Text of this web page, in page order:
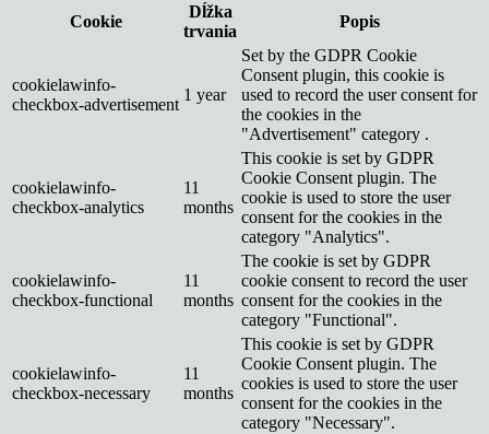
Cookie
Dĺžka
trvania
Popis
cookielawinfo-
checkbox-advertisement
1 year
Set by the GDPR Cookie
Consent plugin, this cookie is
used to record the user consent for
the cookies in the
"Advertisement" category .
cookielawinfo-
checkbox-analytics
11
months
This cookie is set by GDPR
Cookie Consent plugin. The
cookie is used to store the user
consent for the cookies in the
category "Analytics".
cookielawinfo-
checkbox-functional
11
months
The cookie is set by GDPR
cookie consent to record the user
consent for the cookies in the
category "Functional".
cookielawinfo-
checkbox-necessary
11
months
This cookie is set by GDPR
Cookie Consent plugin. The
cookies is used to store the user
consent for the cookies in the
category "Necessary".